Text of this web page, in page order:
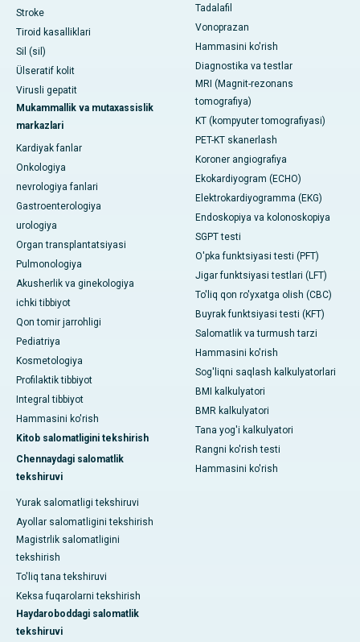
Stroke
Tiroid kasalliklari
Sil (sil)
Ülseratif kolit
Virusli gepatit
Mukammallik va mutaxassislik
markazlari
Kardiyak fanlar
Onkologiya
nevrologiya fanlari
Gastroenterologiya
urologiya
Organ transplantatsiyasi
Pulmonologiya
Akusherlik va ginekologiya
ichki tibbiyot
Qon tomir jarrohligi
Pediatriya
Kosmetologiya
Profilaktik tibbiyot
Integral tibbiyot
Hammasini ko'rish
Kitob salomatligini tekshirish
Chennaydagi salomatlik
tekshiruvi
Yurak salomatligi tekshiruvi
Ayollar salomatligini tekshirish
Magistrlik salomatligini
tekshirish
To'liq tana tekshiruvi
Keksa fuqarolarni tekshirish
Haydaroboddagi salomatlik
tekshiruvi
Tadalafil
Vonoprazan
Hammasini ko'rish
Diagnostika va testlar
MRI (Magnit-rezonans
tomografiya)
KT (kompyuter tomografiyasi)
PET-KT skanerlash
Koroner angiografiya
Ekokardiyogram (ECHO)
Elektrokardiyogramma (EKG)
Endoskopiya va kolonoskopiya
SGPT testi
O'pka funktsiyasi testi (PFT)
Jigar funktsiyasi testlari (LFT)
To'liq qon ro'yxatga olish (CBC)
Buyrak funktsiyasi testi (KFT)
Salomatlik va turmush tarzi
Hammasini ko'rish
Sog'liqni saqlash kalkulyatorlari
BMI kalkulyatori
BMR kalkulyatori
Tana yog'i kalkulyatori
Rangni ko'rish testi
Hammasini ko'rish